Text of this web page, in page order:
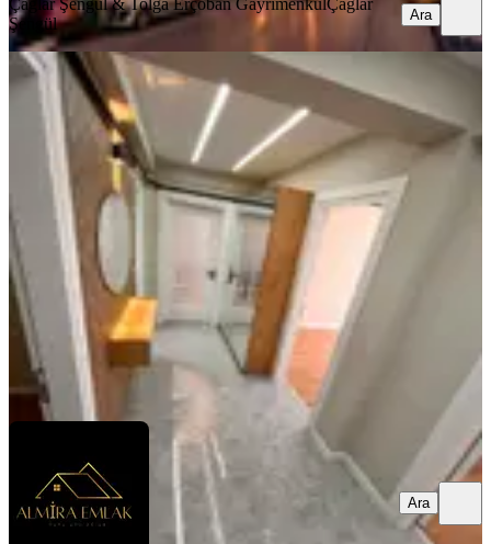
Çağlar Şengül & Tolga Erçoban GayrimenkulÇağlar
Şengül
Ara
BALKONLU
İnönü Cadde Ve Metro Yakını Arakat
3+1 125 M² Ful Bakımlı Doğalgazlı
Daire
Konak, Murat Reis Mahallesi
·125 m² ·4. Kat 03.08.2026
ALMİRA EMLAK Ali ADIGÜZEL
Ara
Ara